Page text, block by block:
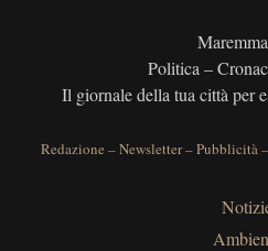
Politica –
Il giornale della tua città per
Redazione –Newsletter–Pubblicità–